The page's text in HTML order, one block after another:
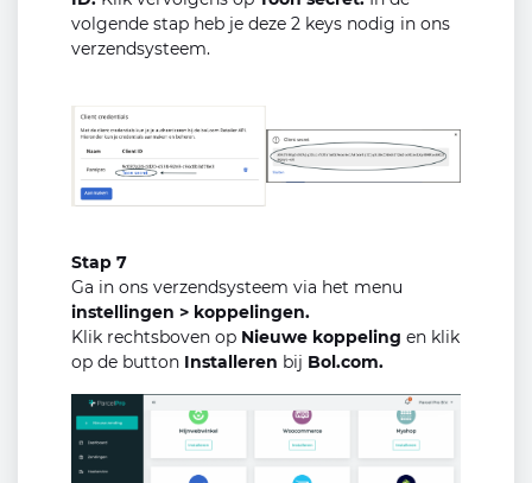
volgende stap heb je deze 2 keys nodig in ons
verzendsysteem.
Stap 7
Ga in ons verzendsysteem via het menu
instellingen > koppelingen.
Klik rechtsboven op Nieuwe koppeling en klik
op de buttonInstalleren bij Bol.com.